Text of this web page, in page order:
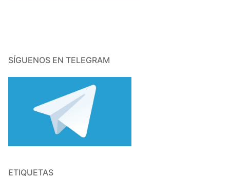
SÍGUENOS EN TELEGRAM
ETIQUETAS